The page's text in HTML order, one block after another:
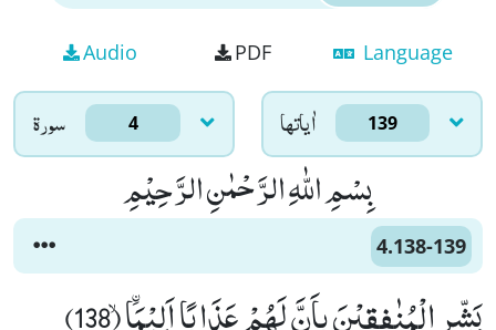
Audio PDF Language
سورۃ 4 اٰياتها 139
بِسْمِ اللّٰهِ الرَّحْمٰنِ الرَّحِیْمِ
4.138-139
بَشِّرِ الْمُنٰفِقِیْنَ بِاَنَّ لَهُمْ عَذَابًا اَلِیْمَاﰳۙ (138)